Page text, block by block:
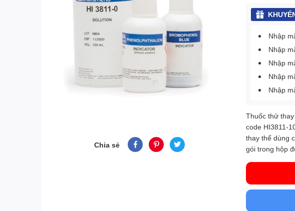
Chia sẻ
Nhập
Nhập
Nhập
Nhập
Nhập
Thuốc thử
code HI3811-
thay thế dùng
gói trong hộp